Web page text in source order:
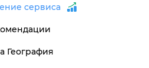
сервиса
География